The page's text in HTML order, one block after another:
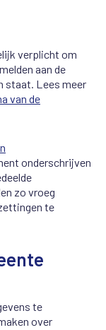
verplicht om
aan de
staat. Lees meer
van de
onderschrijven
zo vroeg
te
te
over